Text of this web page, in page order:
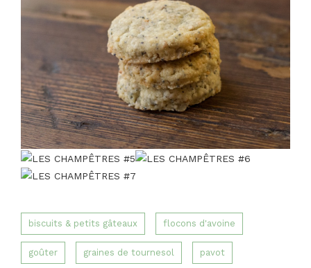
biscuits & petits gâteaux flocons d'avoine
goûter graines de tournesol pavot